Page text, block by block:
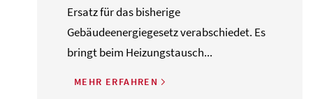
Ersatz für das bisherige
Gebäudeenergiegesetz verabschiedet. Es
bringt beim Heizungstausch...
MEHR ERFAHREN